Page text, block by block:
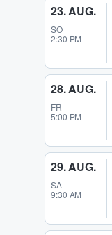
23. AUG.
SO
2:30 PM
28. AUG.
FR
5:00 PM
29. AUG.
SA
9:30 AM